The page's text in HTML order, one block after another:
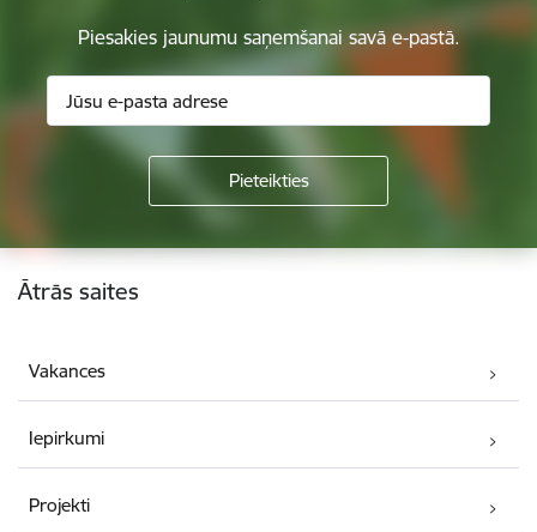
Piesakies jaunumu saņemšanai savā e-pastā.
Kājene
Ātrās saites
Vakances
Iepirkumi
Projekti